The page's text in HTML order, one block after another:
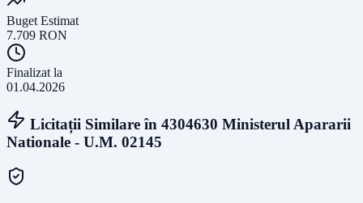
Buget Estimat
7.709 RON
Finalizat la
01.04.2026
Licitații Similare în 4304630 Ministerul Apararii
Nationale - U.M. 02145